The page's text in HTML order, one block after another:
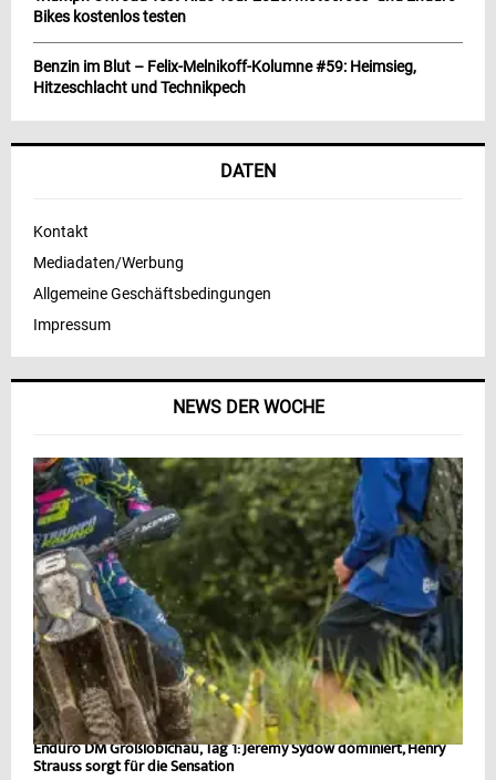
NEWS DER WOCHE
Enduro DM Großlöbichau, Tag 1: Jeremy Sydow dominiert, Henry
Strauss sorgt für die Sensation
Bikes kostenlos testen
Benzin im Blut – Felix-Melnikoff-Kolumne #59: Heimsieg,
Hitzeschlacht und Technikpech
DATEN
Kontakt
Mediadaten/Werbung
Allgemeine Geschäftsbedingungen
Impressum